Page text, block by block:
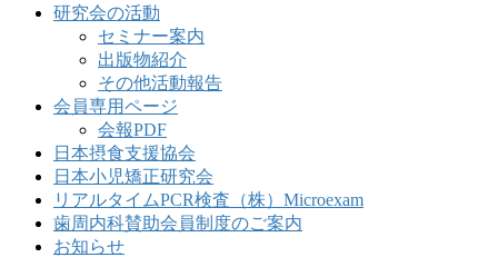
研究会の活動
セミナー案内
出版物紹介
その他活動報告
会員専用ページ
会報PDF
日本摂食支援協会
日本小児矯正研究会
リアルタイムPCR検査（株）Microexam
歯周内科賛助会員制度のご案内
お知らせ